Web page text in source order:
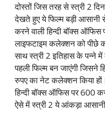
दोस्तों जिस तरह से स्त्री 2
देखते हुए ये फिल्म बड़ी आसानी
करने वाली हिन्दी बॉक्स
लाइफटाइम कलेक्शन को
साथ स्त्री 2 इतिहास के पन्ने में
पहली फिल्म बन जाएंगी जिसने
रुपए का नेट कलेक्शन किया
हिन्दी बॉक्स ऑफिस पर 600
ऐसे में स्त्री 2 ये आंकड़ा